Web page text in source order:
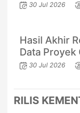
30 Jul 2026
Hasil Akhir
Data Proyek
30 Jul 2026
RILIS